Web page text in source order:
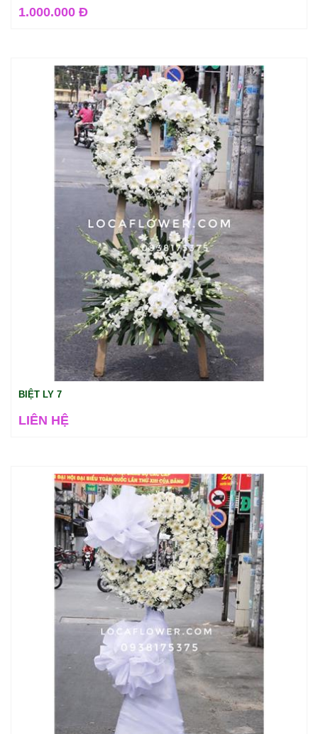
1.000.000 Đ
BIỆT LY 7
LIÊN HỆ